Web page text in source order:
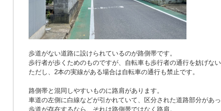
歩道がない道路に設けられているのが路側帯です。
歩行者が歩くためのものですが、自転車も歩行者の通行を妨げな
ただし、2本の実線がある場合は自転車の通行も禁止です。
路側帯と混同しやすいものに路肩があります。
車道の左側に白線などが引かれていて、区分された道路部分があ
歩道が存在するなら、それは路側帯ではなく路肩。